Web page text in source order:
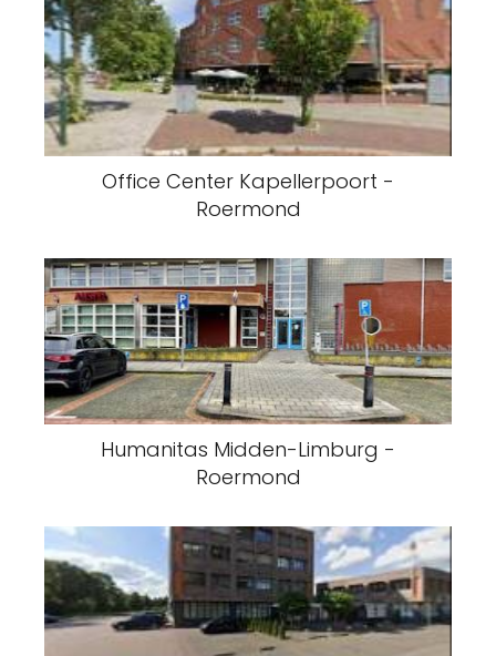
Office Center Kapellerpoort -
Roermond
Humanitas Midden-Limburg -
Roermond